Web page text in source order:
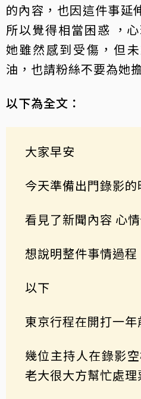
的內容，也因這件事延
所以覺得相當困惑 ，
她雖然感到受傷，但
油，也請粉絲不要為她
以下為全文：
大家早安
今天準備出門錄影的
看見了新聞內容 心
想說明整件事情過程
以下
東京行程在開打一年
幾位主持人在錄影
老大很大方幫忙處理